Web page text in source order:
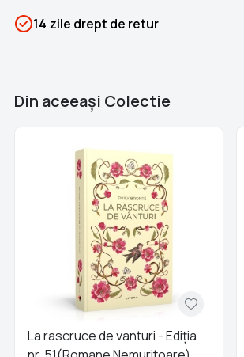
Categorii
Romane Nemuritoare
14 zile drept de retur
Din aceeaşi Colectie
La rascruce de vanturi - Ediția